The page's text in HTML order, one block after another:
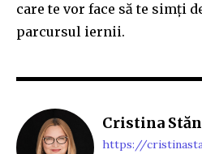
care te vor face să te simți
parcursul iernii.
Cristina
https://